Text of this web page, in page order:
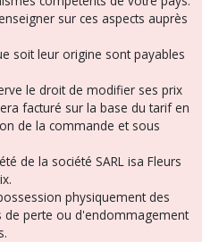
sur ces aspects auprès
soit leur origine sont payables
le droit de modifier ses prix
facturé sur la base du tarif en
de la commande et sous
de la société SARL isa Fleurs
physiquement des
de perte ou d'endommagement